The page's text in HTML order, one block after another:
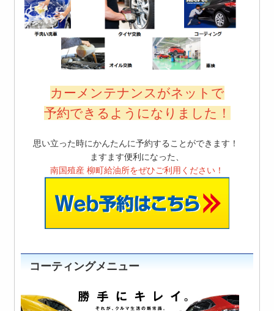
カーメンテナンスがネットで
予約できるようになりました！
思い立った時にかんたんに予約することができます！
ますます便利になった、
南国殖産 柳町給油所をぜひご利用ください！
コーティングメニュー